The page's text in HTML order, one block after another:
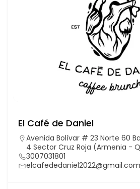
El Café de Daniel
Avenida Bolívar # 23 Norte 60
4 Sector Cruz Roja (Armenia -
3007031801
elcafededaniel2022@gmail.com